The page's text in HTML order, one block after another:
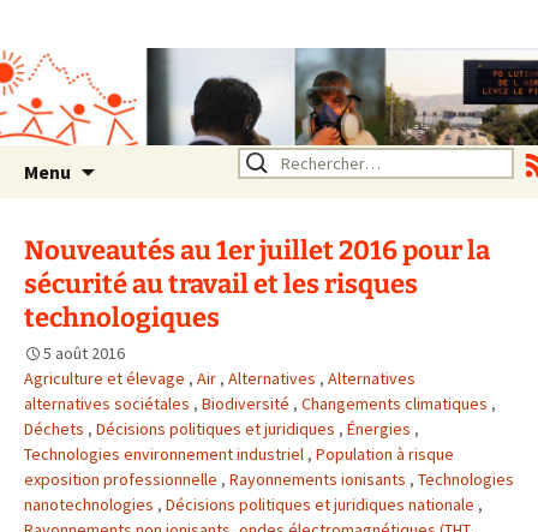
Rhône Alpes
Un environnement sain pour
la santé de tous
Menu Rechercher :
Nouveautés au 1er juillet 2016 pour la
sécurité au travail et les risques
technologiques
5 août 2016
Agriculture et élevage , Air , Alternatives , Alternatives
alternatives sociétales , Biodiversité , Changements climatiques ,
Déchets , Décisions politiques et juridiques , Énergies ,
Technologies environnement industriel , Population à risque
exposition professionnelle , Rayonnements ionisants , Technologies
nanotechnologies , Décisions politiques et juridiques nationale ,